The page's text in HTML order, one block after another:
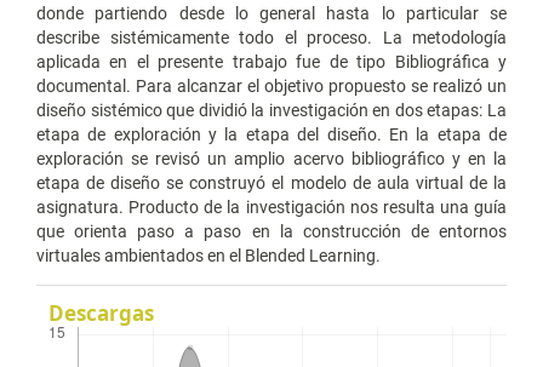
donde partiendo desde lo general hasta lo particular se
describe sistémicamente todo el proceso. La metodología
aplicada en el presente trabajo fue de tipo Bibliográfica y
documental. Para alcanzar el objetivo propuesto se realizó un
diseño sistémico que dividió la investigación en dos etapas: La
etapa de exploración y la etapa del diseño. En la etapa de
exploración se revisó un amplio acervo bibliográfico y en la
etapa de diseño se construyó el modelo de aula virtual de la
asignatura. Producto de la investigación nos resulta una guía
que orienta paso a paso en la construcción de entornos
virtuales ambientados en el Blended Learning.
Descargas